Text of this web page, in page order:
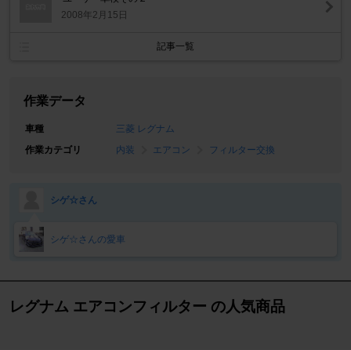
2008年2月15日
記事一覧
作業データ
車種
三菱 レグナム
作業カテゴリ
内装 エアコン フィルター交換
シゲ☆さん
シゲ☆さんの愛車
レグナム エアコンフィルター の人気商品